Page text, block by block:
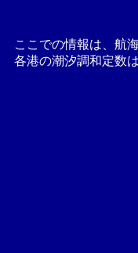
ここでの情報は、航
各港の潮汐調和定数